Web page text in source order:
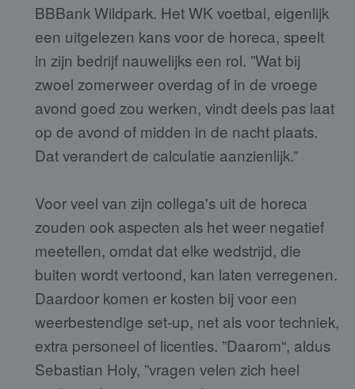
BBBank Wildpark. Het WK voetbal, eigenlijk
een uitgelezen kans voor de horeca, speelt
in zijn bedrijf nauwelijks een rol. ”Wat bij
zwoel zomerweer overdag of in de vroege
avond goed zou werken, vindt deels pas laat
op de avond of midden in de nacht plaats.
Dat verandert de calculatie aanzienlijk.”
Voor veel van zijn collega's uit de horeca
zouden ook aspecten als het weer negatief
meetellen, omdat dat elke wedstrijd, die
buiten wordt vertoond, kan laten verregenen.
Daardoor komen er kosten bij voor een
weerbestendige set-up, net als voor techniek,
extra personeel of licenties. ”Daarom“, aldus
Sebastian Holy, ”vragen velen zich heel